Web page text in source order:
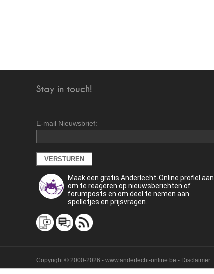
Stay in touch!
E-mail Nieuwsbrief:
Maak een gratis Anderlecht-Online profiel aan
om te reageren op nieuwsberichten of
forumposts en om deel te nemen aan
spelletjes en prijsvragen.
Copyright © 2000-2026 - www.anderlecht-online.be - Disclaimer